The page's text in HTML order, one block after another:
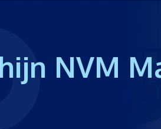
NVM